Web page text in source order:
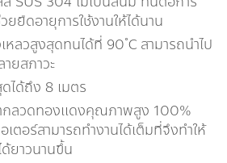
ยืดอายุการใช้งานให้ได้นาน
ลวสูงสุดทนได้ที่ 90 ํC สามารถนำไป
ยสภาวะ
ได้ถึง 8 เมตร
กลวดทองแดงคุณภาพสูง 100%
เตอร์สามารถทำงานได้เต็มที่จึงทำให้
ด้ยาวนานขึ้น